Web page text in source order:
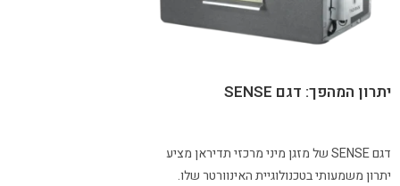
יתרון המהפך: דגם SENSE
דגם SENSE של מזגן מיני מרכזי תדיראן מציע
יתרון משמעותי בטכנולוגיית האינוורטר שלו.